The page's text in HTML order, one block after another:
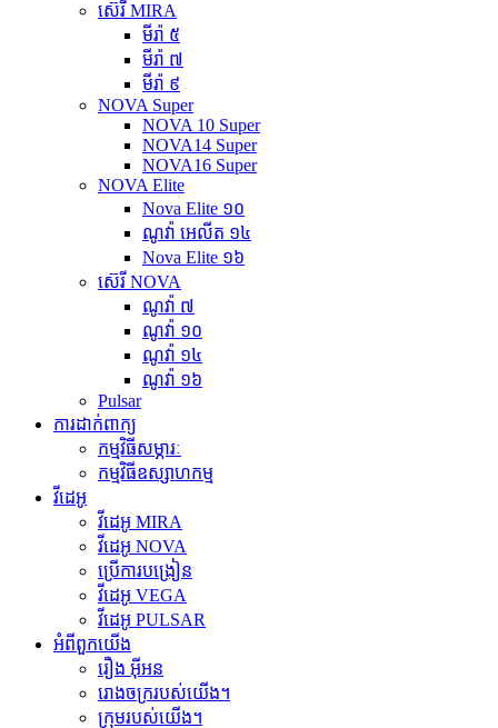
ស៊េរី MIRA
មីរ៉ា ៥
មីរ៉ា ៧
មីរ៉ា ៩
NOVA Super
NOVA 10 Super
NOVA14 Super
NOVA16 Super
NOVA Elite
Nova Elite ១០
ណូវ៉ា អេលីត ១៤
Nova Elite ១៦
ស៊េរី NOVA
ណូវ៉ា ៧
ណូវ៉ា ១០
ណូវ៉ា ១៤
ណូវ៉ា ១៦
Pulsar
ការដាក់ពាក្យ
កម្មវិធីសម្ភារៈ
កម្មវិធីឧស្សាហកម្ម
វីដេអូ
វីដេអូ MIRA
វីដេអូ NOVA
ប្រើការបង្រៀន
វីដេអូ VEGA
វីដេអូ PULSAR
អំពីពួកយើង
រឿង អ៊ីអន
រោងចក្ររបស់យើង។
ក្រុមរបស់យើង។